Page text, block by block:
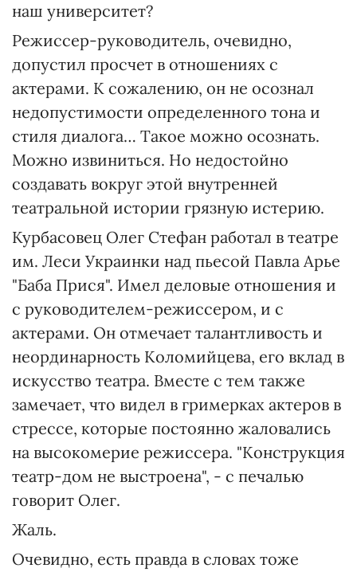
наш университет?
Режиссер-руководитель, очевидно,
допустил просчет в отношениях с
актерами. К сожалению, он не осознал
недопустимости определенного тона и
стиля диалога… Такое можно осознать.
Можно извиниться. Но недостойно
создавать вокруг этой внутренней
театральной истории грязную истерию.
Курбасовец Олег Стефан работал в театре
им. Леси Украинки над пьесой Павла Арье
"Баба Прися". Имел деловые отношения и
с руководителем-режиссером, и с
актерами. Он отмечает талантливость и
неординарность Коломийцева, его вклад в
искусство театра. Вместе с тем также
замечает, что видел в гримерках актеров в
стрессе, которые постоянно жаловались
на высокомерие режиссера. "Конструкция
театр-дом не выстроена", - с печалью
говорит Олег.
Жаль.
Очевидно, есть правда в словах тоже